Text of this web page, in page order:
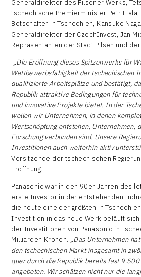
Generaldirektor des Pilsener Werks,
tschechische Premierminister Petr
Botschafter in Tschechien, Kansuke
Generaldirektor der CzechInvest, Jan
Repräsentanten der Stadt Pilsen und der
„Die Eröffnung dieses Spitzenwerks für
Wettbewerbsfähigkeit der tschechischen
qualifizierte Arbeitsplätze und bestätigt,
Republik attraktive Bedingungen für
und innovative Projekte bietet. In der
wollen wir Unternehmen, in denen
Wertschöpfung entstehen, Unternehmen,
Forschung verbunden sind. Unsere
Investitionen auch weiterhin aktiv
Vorsitzende der tschechischen
Eröffnung.
Panasonic war in den 90er Jahren des
erste Investor in der entstehenden
die heute eine der größten in
Investition in das neue Werk beläuft
der Investitionen von Panasonic in
Milliarden Kronen. „Das Unternehmen
den tschechischen Markt insgesamt in
quer durch die Republik bereits fast
angeboten. Wir schätzen nicht nur die